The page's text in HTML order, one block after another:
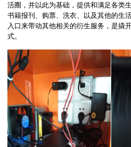
活圈，并以此为基础，提供和满足各类
书籍报刊、购票、洗衣、以及其他的生
入口来带动其他相关的衍生服务，是撬
式。